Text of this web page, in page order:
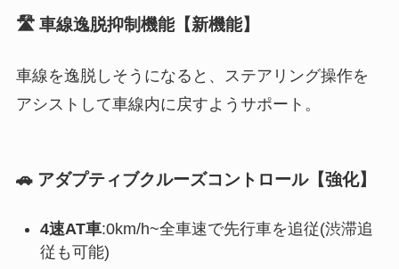
🛣️ 車線逸脱抑制機能【新機能】
車線を逸脱しそうになると、ステアリング操作を
アシストして車線内に戻すようサポート。
🚗 アダプティブクルーズコントロール【強化】
4速AT車:0km/h~全車速で先行車を追従(渋滞追
従も可能)